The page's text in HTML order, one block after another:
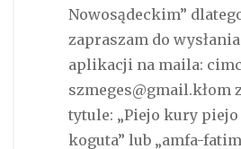
Nowosądeckim”
zapraszam do
aplikacji na maila:
szmeges@gmail.kłom
tytule: „Piejo kury
koguta” lub „amfa-